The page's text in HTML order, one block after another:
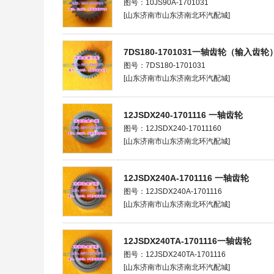
图号：10JS90A-1701031
[山东济南市山东济南北环汽配城]
7DS180-1701031一轴齿轮（输入齿轮
图号：7DS180-1701031
[山东济南市山东济南北环汽配城]
12JSDX240-1701116 一轴齿轮
图号：12JSDX240-17011160
[山东济南市山东济南北环汽配城]
12JSDX240A-1701116 一轴齿轮
图号：12JSDX240A-1701116
[山东济南市山东济南北环汽配城]
12JSDX240TA-1701116一轴齿轮
图号：12JSDX240TA-1701116
[山东济南市山东济南北环汽配城]